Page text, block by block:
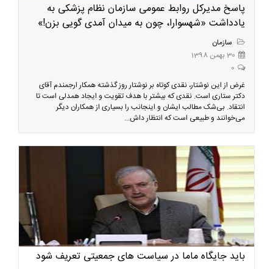
پاسخ مدیرکل روابط عمومی سازمان نظام پزشکی به
یادداشت «شهسوارا، چون به میدان آمدی گویی بزن!»
سازمان
30 بهمن 1398
0
غرض از این نوشتار، نقدی کوتاه بر نوشتار روز گذشته همکار ارجمندم آقای
دکتر ستاری است. نقدی که بیشتر با هدف تقویت و ایجاد همدلی است تا
انتقاد. بی‌شک مطالب ایشان و اینجانب را بسیاری از همکاران دیگر
می‌خوانند و طبیعی است که انتظار داش...
باید جایگاه ماما در سیاست های جمعیتی تعریف شود